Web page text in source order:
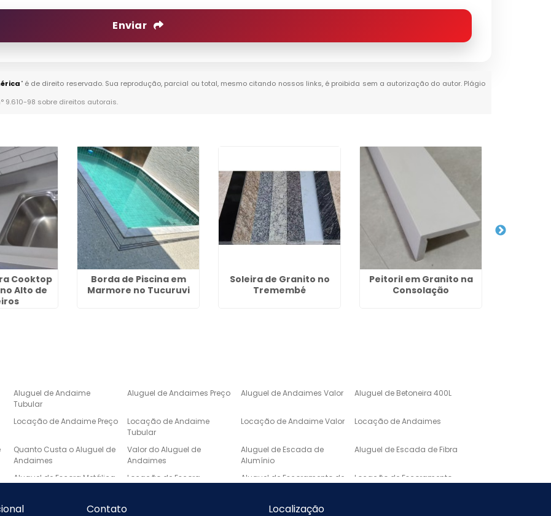
Enviar
" é de direito reservado. Sua reprodução, parcial ou total, mesmo citando nossos links, é proibida sem a autorização do autor. Plágio
9.610-98 sobre direitos autorais.
Cooktop
Alto de
Borda de Piscina em
Marmore no Tucuruvi
Soleira de Granito no
Tremembé
Peitoril em Granito na
Consolação
Aluguel de Andaime
Tubular
Aluguel de Andaimes Preço Aluguel de Andaimes Valor Aluguel de Betoneira 400L
Locação de Andaime Preço
Locação de Andaime
Tubular
Locação de Andaime Valor Locação de Andaimes
Quanto Custa o Aluguel de
Andaimes
Valor do Aluguel de
Andaimes
Aluguel de Escada de
Alumínio
Aluguel de Escada de Fibra
Aluguel de Escora Metálica
Locação de Escora
Aluguel de Escoramento de
Locação de Escoramento
Escada de Mármore Preço
Lavatório de Mármore para
Contato Localização